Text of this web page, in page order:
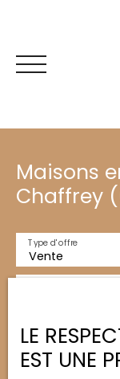
Espace
propriétaire
Maisons
Chaffrey
Vente
Type d'offre
Saint-Chaffrey
Localisation
LE
EST UNE